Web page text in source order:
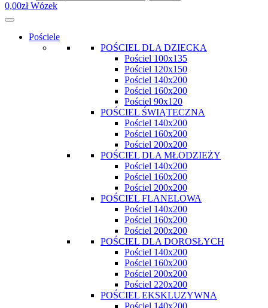
0,00zł Wózek
Pościele
POŚCIEL DLA DZIECKA
Pościel 100x135
Pościel 120x150
Pościel 140x200
Pościel 160x200
Pościel 90x120
POŚCIEL ŚWIĄTECZNA
Pościel 140x200
Pościel 160x200
Pościel 200x200
POŚCIEL DLA MŁODZIEŻY
Pościel 140x200
Pościel 160x200
Pościel 200x200
POŚCIEL FLANELOWA
Pościel 140x200
Pościel 160x200
Pościel 200x200
POŚCIEL DLA DOROSŁYCH
Pościel 140x200
Pościel 160x200
Pościel 200x200
Pościel 220x200
POŚCIEL EKSKLUZYWNA